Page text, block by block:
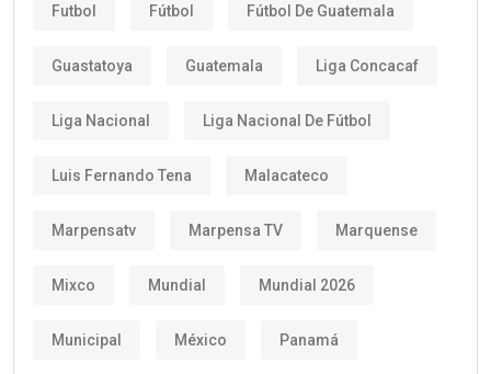
Futbol Fútbol Fútbol De Guatemala
Guastatoya Guatemala Liga Concacaf
Liga Nacional Liga Nacional De Fútbol
Luis Fernando Tena Malacateco
Marpensatv Marpensa TV Marquense
Mixco Mundial Mundial 2026
Municipal México Panamá